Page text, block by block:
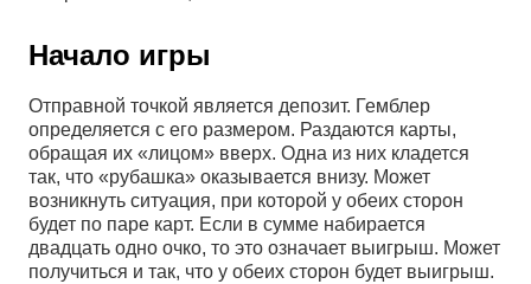
Начало игры
Отправной точкой является депозит. Гемблер
определяется с его размером. Раздаются карты,
обращая их «лицом» вверх. Одна из них кладется
так, что «рубашка» оказывается внизу. Может
возникнуть ситуация, при которой у обеих сторон
будет по паре карт. Если в сумме набирается
двадцать одно очко, то это означает выигрыш. Может
получиться и так, что у обеих сторон будет выигрыш.